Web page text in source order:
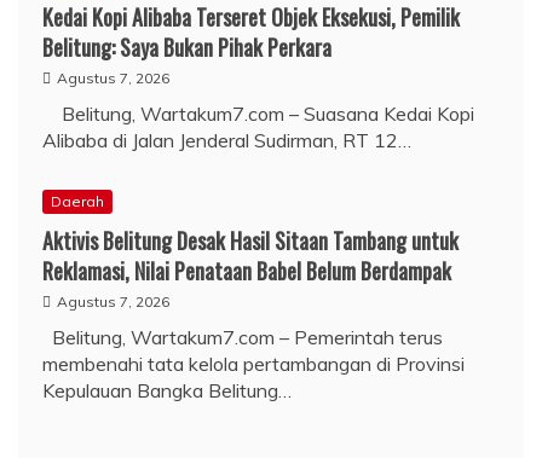
Kedai Kopi Alibaba Terseret Objek Eksekusi, Pemilik
Belitung: Saya Bukan Pihak Perkara
Agustus 7, 2026
Belitung, Wartakum7.com – Suasana Kedai Kopi
Alibaba di Jalan Jenderal Sudirman, RT 12…
Daerah
Aktivis Belitung Desak Hasil Sitaan Tambang untuk
Reklamasi, Nilai Penataan Babel Belum Berdampak
Agustus 7, 2026
Belitung, Wartakum7.com – Pemerintah terus
membenahi tata kelola pertambangan di Provinsi
Kepulauan Bangka Belitung…